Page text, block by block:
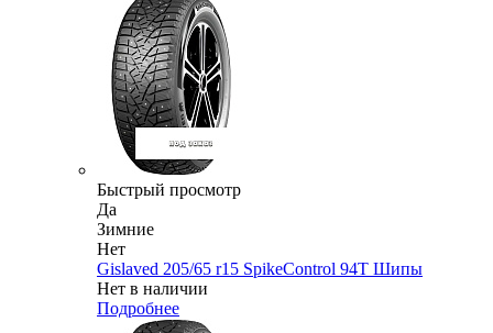
Быстрый просмотр
Да
Зимние
Нет
Gislaved 205/65 r15 SpikeControl 94T Шипы
Нет в наличии
Подробнее